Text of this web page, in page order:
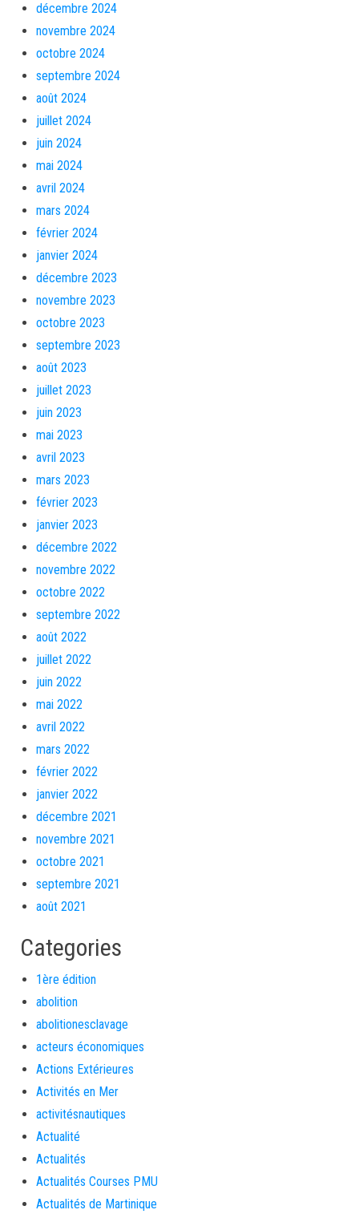
décembre 2024
novembre 2024
octobre 2024
septembre 2024
août 2024
juillet 2024
juin 2024
mai 2024
avril 2024
mars 2024
février 2024
janvier 2024
décembre 2023
novembre 2023
octobre 2023
septembre 2023
août 2023
juillet 2023
juin 2023
mai 2023
avril 2023
mars 2023
février 2023
janvier 2023
décembre 2022
novembre 2022
octobre 2022
septembre 2022
août 2022
juillet 2022
juin 2022
mai 2022
avril 2022
mars 2022
février 2022
janvier 2022
décembre 2021
novembre 2021
octobre 2021
septembre 2021
août 2021
Categories
1ère édition
abolition
abolitionesclavage
acteurs économiques
Actions Extérieures
Activités en Mer
activitésnautiques
Actualité
Actualités
Actualités Courses PMU
Actualités de Martinique